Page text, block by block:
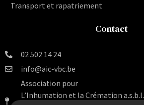
Transport et rapatriement
Contact
02 502 14 24
info@aic-vbc.be
Association pour
L’Inhumation et la Crémation a.s.b.l.